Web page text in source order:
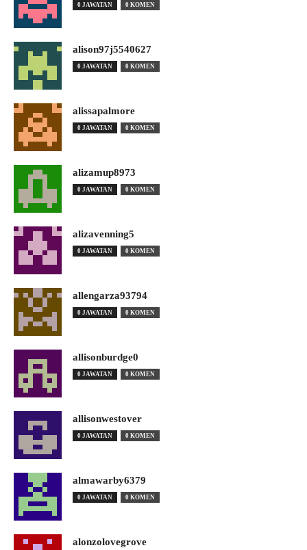
0 JAWATAN 0 KOMEN
alison97j5540627
0 JAWATAN 0 KOMEN
alissapalmore
0 JAWATAN 0 KOMEN
alizamup8973
0 JAWATAN 0 KOMEN
alizavenning5
0 JAWATAN 0 KOMEN
allengarza93794
0 JAWATAN 0 KOMEN
allisonburdge0
0 JAWATAN 0 KOMEN
allisonwestover
0 JAWATAN 0 KOMEN
almawarby6379
0 JAWATAN 0 KOMEN
alonzolovegrove